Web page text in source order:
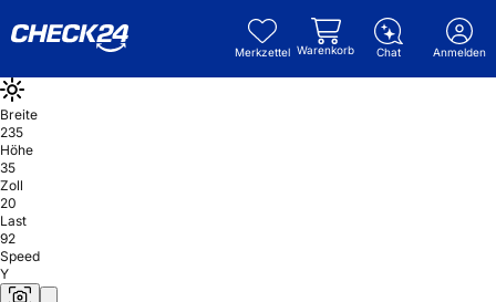
Merkzettel Warenkorb Chat Anmelden
Breite
235
Höhe
35
Zoll
20
Last
92
Speed
Y